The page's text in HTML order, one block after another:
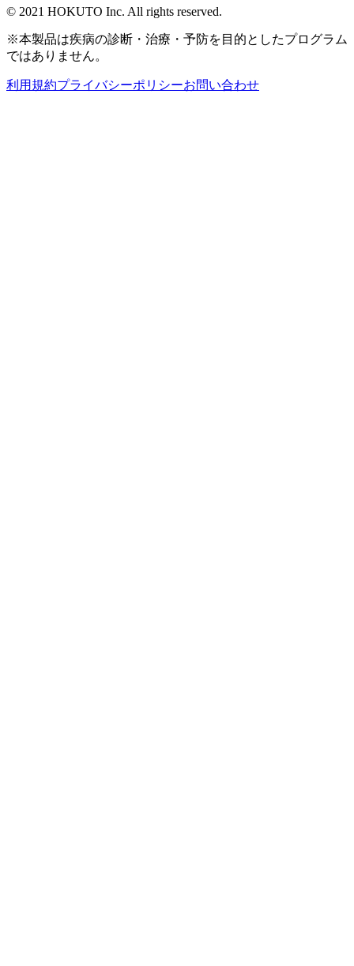
© 2021 HOKUTO Inc. All rights reserved.
※本製品は疾病の診断・治療・予防を目的としたプログラム
ではありません。
利用規約プライバシーポリシーお問い合わせ